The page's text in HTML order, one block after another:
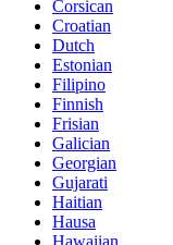
Corsican
Croatian
Dutch
Estonian
Filipino
Finnish
Frisian
Galician
Georgian
Gujarati
Haitian
Hausa
Hawaiian